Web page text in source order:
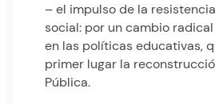
– el impulso de la
social: por un cambio
en las políticas educativas,
primer lugar la
Pública.